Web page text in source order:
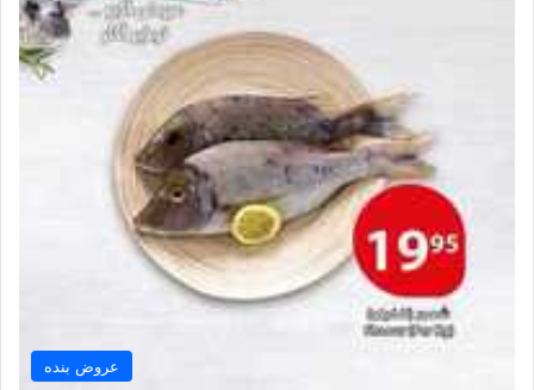
عروض بنده